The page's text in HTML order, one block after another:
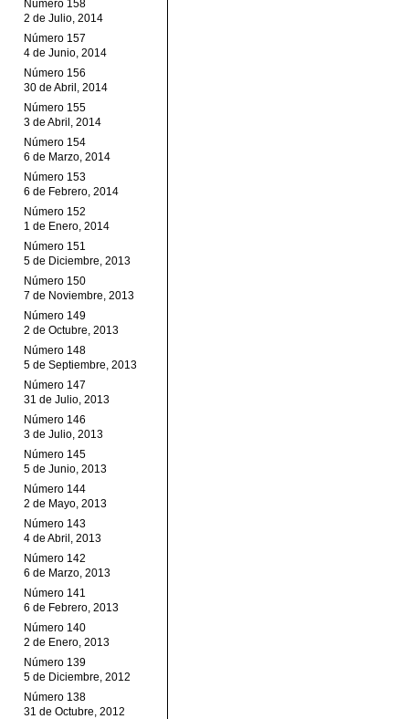
Número 158
2 de Julio, 2014
Número 157
4 de Junio, 2014
Número 156
30 de Abril, 2014
Número 155
3 de Abril, 2014
Número 154
6 de Marzo, 2014
Número 153
6 de Febrero, 2014
Número 152
1 de Enero, 2014
Número 151
5 de Diciembre, 2013
Número 150
7 de Noviembre, 2013
Número 149
2 de Octubre, 2013
Número 148
5 de Septiembre, 2013
Número 147
31 de Julio, 2013
Número 146
3 de Julio, 2013
Número 145
5 de Junio, 2013
Número 144
2 de Mayo, 2013
Número 143
4 de Abril, 2013
Número 142
6 de Marzo, 2013
Número 141
6 de Febrero, 2013
Número 140
2 de Enero, 2013
Número 139
5 de Diciembre, 2012
Número 138
31 de Octubre, 2012